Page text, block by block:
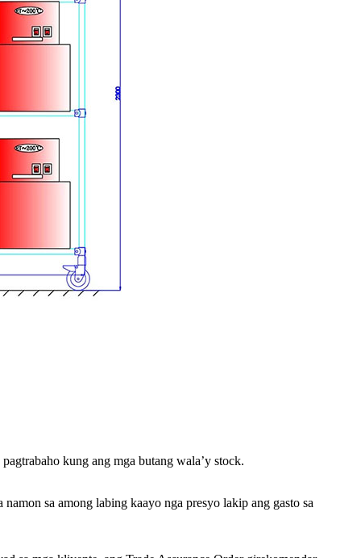
kung ang mga butang wala’y stock.
sa among labing kaayo nga presyo lakip ang gasto sa